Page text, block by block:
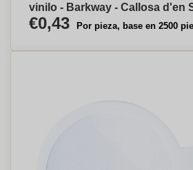
vinilo - Barkway - Callosa d'en
€0,43 Por pieza, base en 2500